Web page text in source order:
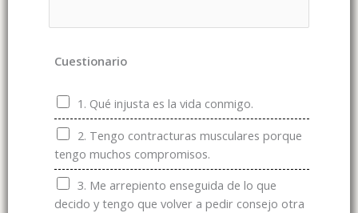
Cuestionario
1. Qué injusta es la vida conmigo.
2. Tengo contracturas musculares porque
tengo muchos compromisos.
3. Me arrepiento enseguida de lo que
decido y tengo que volver a pedir consejo otra